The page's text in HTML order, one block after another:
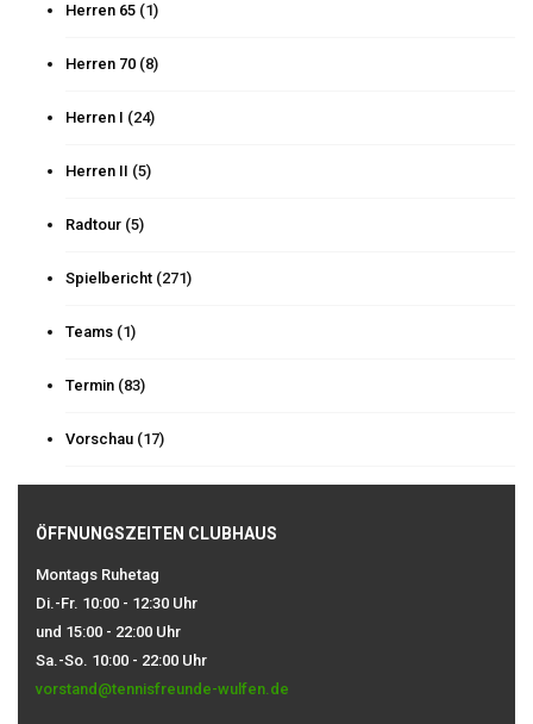
Herren 65 (1)
Herren 70 (8)
Herren I (24)
Herren II (5)
Radtour (5)
Spielbericht (271)
Teams (1)
Termin (83)
Vorschau (17)
ÖFFNUNGSZEITEN CLUBHAUS
Montags Ruhetag
Di.-Fr. 10:00 - 12:30 Uhr
und 15:00 - 22:00 Uhr
Sa.-So. 10:00 - 22:00 Uhr
vorstand@tennisfreunde-wulfen.de